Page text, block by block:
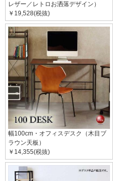
レザー／レトロお洒落デザイン）
￥19,528(税抜)
幅100cm・オフィスデスク（木目ブ
ラウン天板）
￥14,355(税抜)